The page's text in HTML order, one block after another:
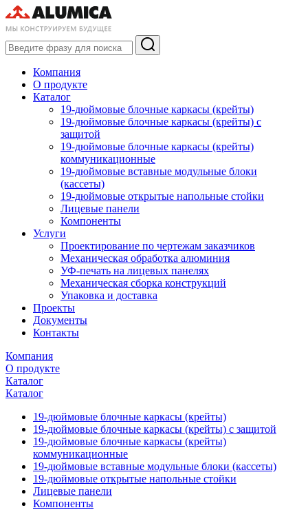
Компания
О продукте
Каталог
19-дюймовые блочные каркасы (крейты)
19-дюймовые блочные каркасы (крейты) с
защитой
19-дюймовые блочные каркасы (крейты)
коммуникационные
19-дюймовые вставные модульные блоки
(кассеты)
19-дюймовые открытые напольные стойки
Лицевые панели
Компоненты
Услуги
Проектирование по чертежам заказчиков
Механическая обработка алюминия
УФ-печать на лицевых панелях
Механическая сборка конструкций
Упаковка и доставка
Проекты
Документы
Контакты
Компания
О продукте
Каталог
Каталог
19-дюймовые блочные каркасы (крейты)
19-дюймовые блочные каркасы (крейты) с защитой
19-дюймовые блочные каркасы (крейты)
коммуникационные
19-дюймовые вставные модульные блоки (кассеты)
19-дюймовые открытые напольные стойки
Лицевые панели
Компоненты